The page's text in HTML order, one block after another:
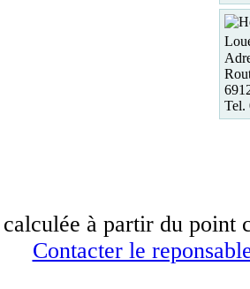
Tel.
à partir du point
Contacter le